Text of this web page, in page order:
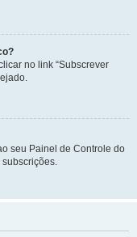
no link “Subscrever
seu Painel de Controle do